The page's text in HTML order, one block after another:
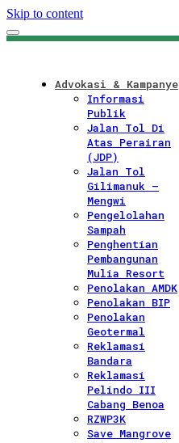
Skip to content
Advokasi & Kampanye
Informasi
Publik
Jalan Tol Di
Atas Perairan
(JDP)
Jalan Tol
Gilimanuk –
Mengwi
Pengelolahan
Sampah
Penghentian
Pembangunan
Mulia Resort
Penolakan AMDK
Penolakan BIP
Penolakan
Geotermal
Reklamasi
Bandara
Reklamasi
Pelindo III
Cabang Benoa
RZWP3K
Save Mangrove